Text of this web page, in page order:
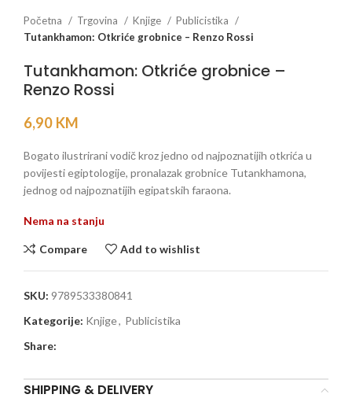
Početna Trgovina Knjige
Publicistika
Tutankhamon: Otkriće grobnice – Renzo Rossi
Tutankhamon: Otkriće grobnice –
Renzo Rossi
6,90 KM
Bogato ilustrirani vodič kroz jedno od najpoznatijih otkrića u
povijesti egiptologije, pronalazak grobnice Tutankhamona,
jednog od najpoznatijih egipatskih faraona.
Nema na stanju
Compare Add to wishlist
SKU: 9789533380841
Kategorije: Knjige, Publicistika
Share:
SHIPPING & DELIVERY